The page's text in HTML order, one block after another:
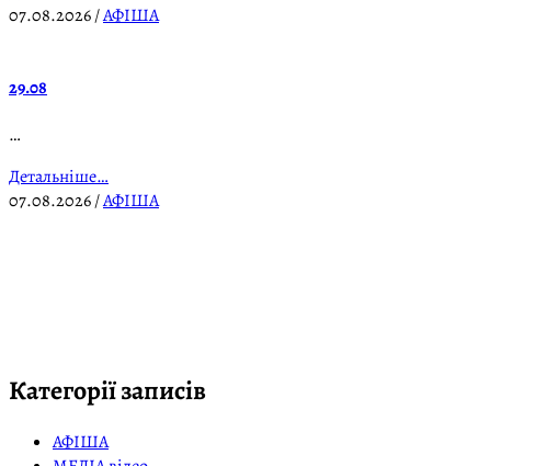
07.08.2026/АФІША
29.08
…
Детальніше…
07.08.2026/АФІША
Категорії записів
АФІША